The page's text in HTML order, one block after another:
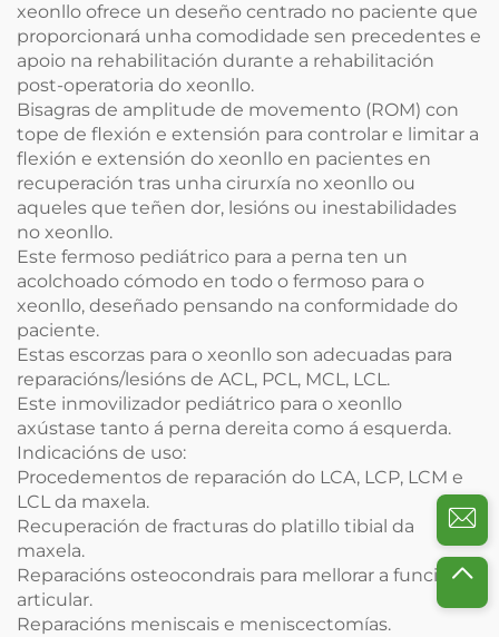
xeonllo ofrece un deseño centrado no paciente que
proporcionará unha comodidade sen precedentes e
apoio na rehabilitación durante a rehabilitación
post-operatoria do xeonllo.
Bisagras de amplitude de movemento (ROM) con
tope de flexión e extensión para controlar e limitar a
flexión e extensión do xeonllo en pacientes en
recuperación tras unha cirurxía no xeonllo ou
aqueles que teñen dor, lesións ou inestabilidades
no xeonllo.
Este fermoso pediátrico para a perna ten un
acolchoado cómodo en todo o fermoso para o
xeonllo, deseñado pensando na conformidade do
paciente.
Estas escorzas para o xeonllo son adecuadas para
reparacións/lesións de ACL, PCL, MCL, LCL.
Este inmovilizador pediátrico para o xeonllo
axústase tanto á perna dereita como á esquerda.
Indicacións de uso:
Procedementos de reparación do LCA, LCP, LCM e
LCL da maxela.
Recuperación de fracturas do platillo tibial da
maxela.
Reparacións osteocondrais para mellorar a función
articular.
Reparacións meniscais e meniscectomías.